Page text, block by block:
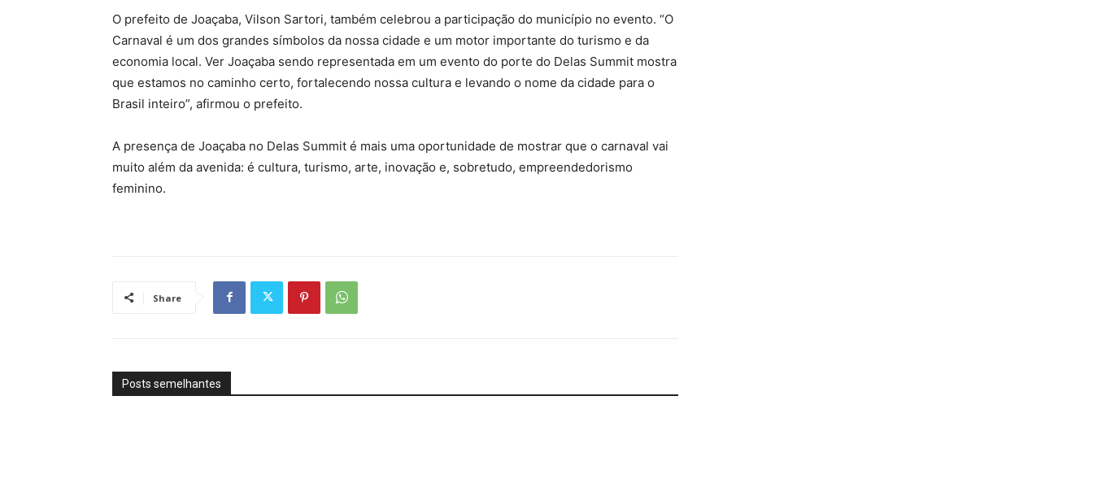
O prefeito de Joaçaba, Vilson Sartori, também celebrou a participação do município no evento. “O
Carnaval é um dos grandes símbolos da nossa cidade e um motor importante do turismo e da
economia local. Ver Joaçaba sendo representada em um evento do porte do Delas Summit mostra
que estamos no caminho certo, fortalecendo nossa cultura e levando o nome da cidade para o
Brasil inteiro”, afirmou o prefeito.
A presença de Joaçaba no Delas Summit é mais uma oportunidade de mostrar que o carnaval vai
muito além da avenida: é cultura, turismo, arte, inovação e, sobretudo, empreendedorismo
feminino.
Share
Posts semelhantes